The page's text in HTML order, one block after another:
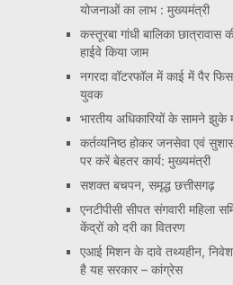
योजनाओं का लाभ : मुख्यमंत्री
कस्तूरबा गांधी बालिका
हाईवे किया जाम
नगरदा वॉटरफॉल में काई में पैर
युवक
भारतीय अधिकारियों के सामने झुके
कर्तव्यनिष्ठ होकर जनसेवा एवं
पर करें बेहतर कार्य: मुख्यमंत्री
सशक्त बचपन, समृद्ध छत्तीसगढ़
एनटीपीसी सीपत संगवारी महिला
केंद्रों को दरी का वितरण
एआई मिशन के दावे तथ्यहीन,
है यह सरकार – कांग्रेस